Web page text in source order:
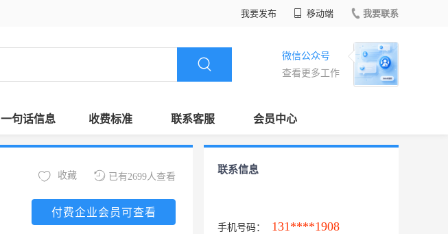
我要发布 移动端 我要联系
微信公众号
查看更多工作
一句话信息 收费标准 联系客服 会员中心
已有2699人查看
收藏
付费企业会员可查看
联系信息
手机号码： 131****1908